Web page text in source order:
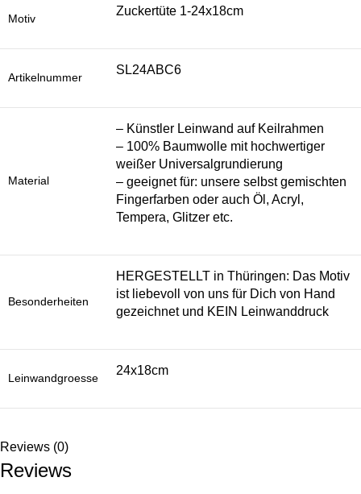
Motiv
Zuckertüte 1-24x18cm
Artikelnummer
SL24ABC6
Material
– Künstler Leinwand auf Keilrahmen
– 100% Baumwolle mit hochwertiger
weißer Universalgrundierung
– geeignet für: unsere selbst gemischten
Fingerfarben oder auch Öl, Acryl,
Tempera, Glitzer etc.
Besonderheiten
HERGESTELLT in Thüringen: Das Motiv
ist liebevoll von uns für Dich von Hand
gezeichnet und KEIN Leinwanddruck
Leinwandgroesse
24x18cm
Reviews (0)
Reviews